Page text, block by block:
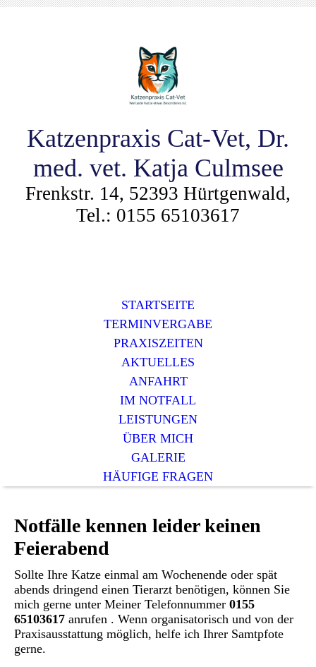
Katzenpraxis Cat-Vet, Dr.
med. vet. Katja Culmsee
Frenkstr. 14, 52393 Hürtgenwald,
Tel.: 0155 65103617
STARTSEITE
TERMINVERGABE
PRAXISZEITEN
AKTUELLES
ANFAHRT
IM NOTFALL
LEISTUNGEN
ÜBER MICH
GALERIE
HÄUFIGE FRAGEN
Notfälle kennen leider keinen
Feierabend
Sollte Ihre Katze einmal am Wochenende oder spät
abends dringend einen Tierarzt benötigen, können Sie
mich gerne unter Meiner Telefonnummer 0155
65103617 anrufen . Wenn organisatorisch und von der
Praxisausstattung möglich, helfe ich Ihrer Samtpfote
gerne.